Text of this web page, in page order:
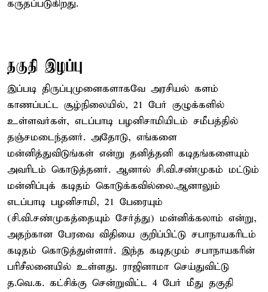
கருதப்படுகிறது.
தகுதி இழப்பு
இப்படி திருப்புமுனைகளாகவே அரசியல் களம்
காணப்பட்ட சூழ்நிலையில், 21 பேர் குழுக்களில்
உள்ளவர்கள், எடப்பாடி பழனிசாமியிடம் சமீபத்தில்
தஞ்சமடைந்தனர். அதோடு, எங்களை
மன்னித்துவிடுங்கள் என்று தனித்தனி கடிதங்களையும்
அவரிடம் கொடுத்தனர். ஆனால் சி.வி.சண்முகம் மட்டும்
மன்னிப்புக் கடிதம் கொடுக்கவில்லை.ஆனாலும்
எடப்பாடி பழனிசாமி, 21 பேரையும்
(சி.வி.சண்முகத்தையும் சேர்த்து) மன்னிக்கலாம் என்று,
அதற்கான பேரவை விதியை குறிப்பிட்டு சபாநாயகரிடம்
கடிதம் கொடுத்துள்ளார். இந்த கடிதமும் சபாநாயகரின்
பரிசீலனையில் உள்ளது. ராஜினாமா செய்துவிட்டு
த.வெ.க. கட்சிக்கு சென்றுவிட்ட 4 பேர் மீது தகுதி